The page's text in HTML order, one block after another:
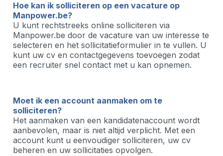
Hoe kan ik solliciteren op een vacature op
Manpower.be?
U kunt rechtstreeks online solliciteren via
Manpower.be door de vacature van uw interesse te
selecteren en het sollicitatieformulier in te vullen. U
kunt uw cv en contactgegevens toevoegen zodat
een recruiter snel contact met u kan opnemen.
Moet ik een account aanmaken om te
solliciteren?
Het aanmaken van een kandidatenaccount wordt
aanbevolen, maar is niet altijd verplicht. Met een
account kunt u eenvoudiger solliciteren, uw cv
beheren en uw sollicitaties opvolgen.